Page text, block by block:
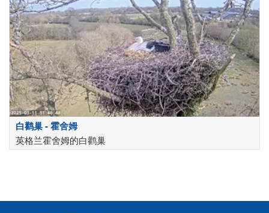
白鹳巢 - 霍舍姆
英格兰霍舍姆的白鹳巢